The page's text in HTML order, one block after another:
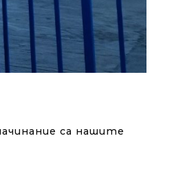
са нашите